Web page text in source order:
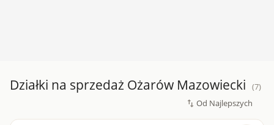
Działki na sprzedaż Ożarów Mazowiecki (7)